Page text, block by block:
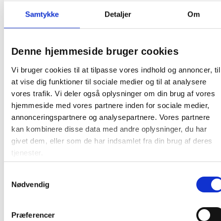
Samtykke Detaljer Om
Denne hjemmeside bruger cookies
Vi bruger cookies til at tilpasse vores indhold og annoncer, til
at vise dig funktioner til sociale medier og til at analysere
vores trafik. Vi deler også oplysninger om din brug af vores
hjemmeside med vores partnere inden for sociale medier,
annonceringspartnere og analysepartnere. Vores partnere
kan kombinere disse data med andre oplysninger, du har
givet dem, eller som de har indsamlet fra din brug af deres
tjenester.
Nødvendig
Præferencer
med udtræksfunktion, til køkkenskab grå
1.373,75 / stk
stk Læg i kurv
Køb mere og spar